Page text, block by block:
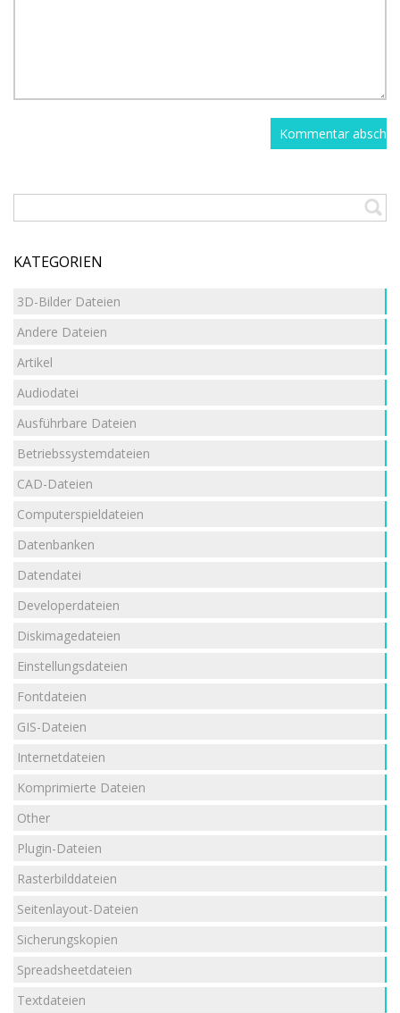
KATEGORIEN
3D-Bilder Dateien
Andere Dateien
Artikel
Audiodatei
Ausführbare Dateien
Betriebssystemdateien
CAD-Dateien
Computerspieldateien
Datenbanken
Datendatei
Developerdateien
Diskimagedateien
Einstellungsdateien
Fontdateien
GIS-Dateien
Internetdateien
Komprimierte Dateien
Other
Plugin-Dateien
Rasterbilddateien
Seitenlayout-Dateien
Sicherungskopien
Spreadsheetdateien
Textdateien